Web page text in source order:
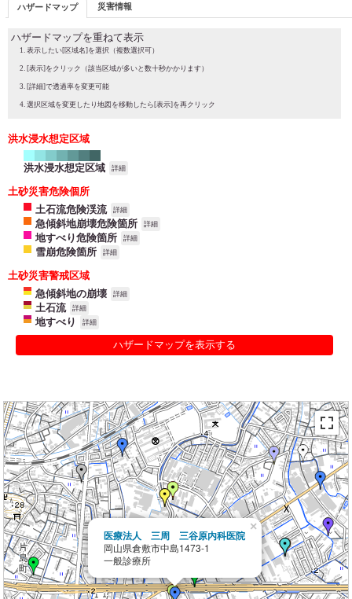
ハザードマップ 災害情報
ハザードマップを重ねて表示
表示したい[区域名]を選択（複数選択可）
[表示]をクリック（該当区域が多いと数十秒かかります）
[詳細]で透過率を変更可能
選択区域を変更したり地図を移動したら[表示]を再クリック
洪水浸水想定区域
洪水浸水想定区域 詳細
土砂災害危険個所
土石流危険渓流
詳細
急傾斜地崩壊危険箇所 詳細
地すべり危険箇所 詳細
雪崩危険箇所 詳細
土砂災害警戒区域
急傾斜地の崩壊
詳細
土石流 詳細
地すべり 詳細
ハザードマップを表示する
医療法人 三周 三谷原内科医院
岡山県倉敷市中島1473-1
一般診療所
×